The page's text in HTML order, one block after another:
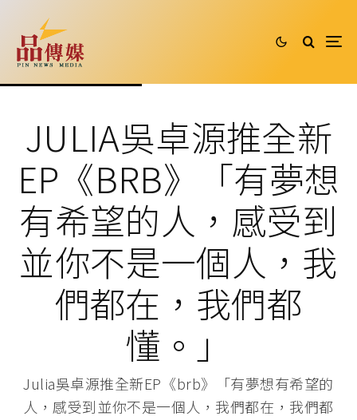
JULIA吳卓源推全新
EP《BRB》「有夢想
有希望的人，感受到
並你不是一個人，我
們都在，我們都
懂。」
Julia吳卓源推全新EP《brb》「有夢想有希望的
人，感受到並你不是一個人，我們都在，我們都